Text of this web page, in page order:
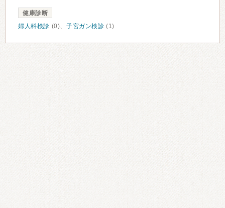
健康診断
婦人科検診 (0)、 子宮ガン検診 (1)